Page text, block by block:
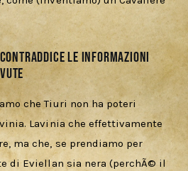
contraddice le informazioni
che Tiuri non ha poteri
Lavinia che effettivamente
ma che, se prendiamo per
di Eviellan sia nera (perchÃ© il